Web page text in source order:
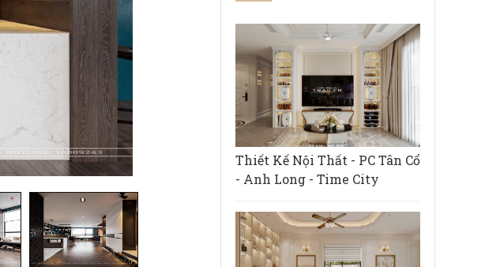
Thiết Kế Nội Thất - PC Tân Cổ
- Anh Long - Time City